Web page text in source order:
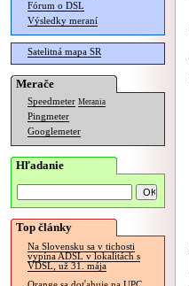
Fórum o DSL
Výsledky meraní
Satelitná mapa SR
Merače
Speedmeter Merania
Pingmeter
Googlemeter
Hľadanie
Top články
Na Slovensku sa v tichosti
vypína ADSL v lokalitách s
VDSL, už 31. mája